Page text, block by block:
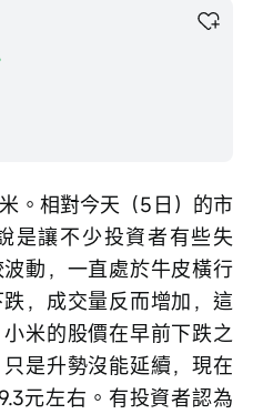
是讓不少投資者有些失
動，一直處於牛皮橫行
，成交量反而增加，這
米的股價在早前下跌之
是升勢沒能延續，現在
元左右。有投資者認為